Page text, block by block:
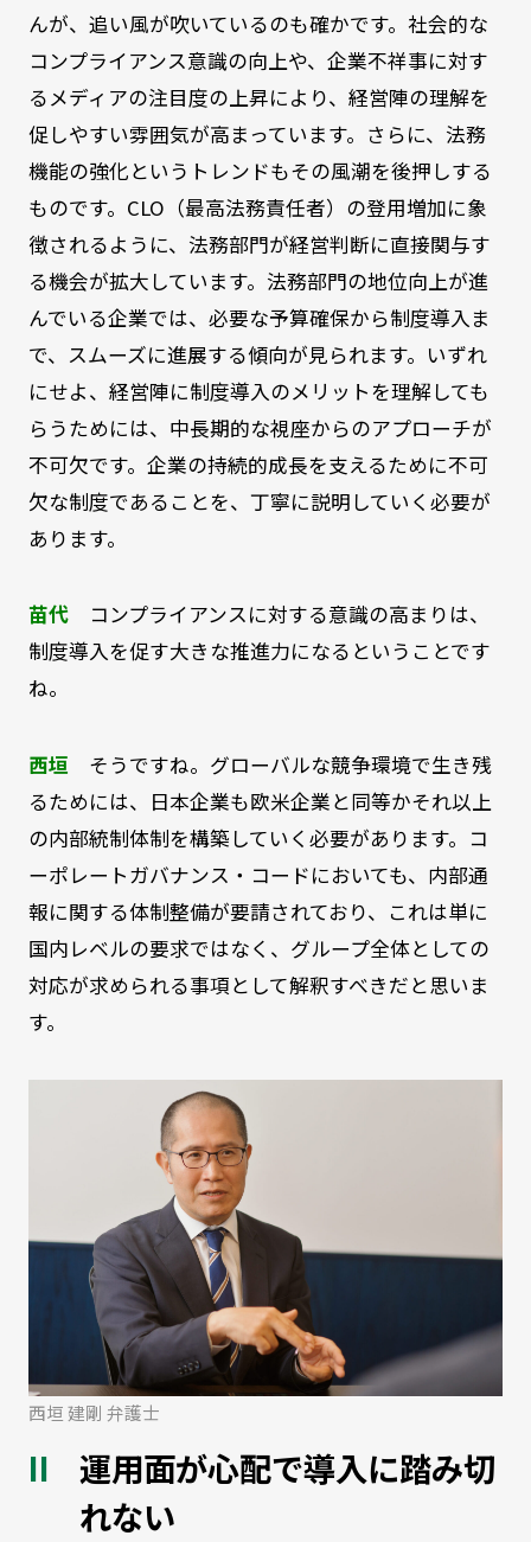
んが、追い風が吹いているのも確かです。社会的な
コンプライアンス意識の向上や、企業不祥事に対す
るメディアの注目度の上昇により、経営陣の理解を
促しやすい雰囲気が高まっています。さらに、法務
機能の強化というトレンドもその風潮を後押しする
ものです。CLO（最高法務責任者）の登用増加に象
徴されるように、法務部門が経営判断に直接関与す
る機会が拡大しています。法務部門の地位向上が進
んでいる企業では、必要な予算確保から制度導入ま
で、スムーズに進展する傾向が見られます。いずれ
にせよ、経営陣に制度導入のメリットを理解しても
らうためには、中長期的な視座からのアプローチが
不可欠です。企業の持続的成長を支えるために不可
欠な制度であることを、丁寧に説明していく必要が
あります。
苗代コンプライアンスに対する意識の高まりは、
制度導入を促す大きな推進力になるということです
ね。
西垣 そうですね。グローバルな競争環境で生き残
るためには、日本企業も欧米企業と同等かそれ以上
の内部統制体制を構築していく必要があります。コ
ーポレートガバナンス・コードにおいても、内部通
報に関する体制整備が要請されており、これは単に
国内レベルの要求ではなく、グループ全体としての
対応が求められる事項として解釈すべきだと思いま
す。
西垣 建剛 弁護士
運用面が心配で導入に踏み切
れない